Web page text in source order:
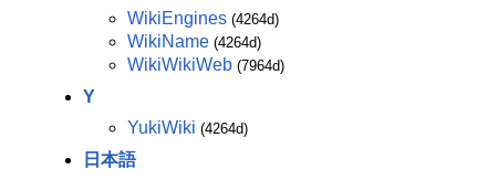
WikiEngines (4264d)
WikiName (4264d)
WikiWikiWeb (7964d)
Y
YukiWiki (4264d)
日本語